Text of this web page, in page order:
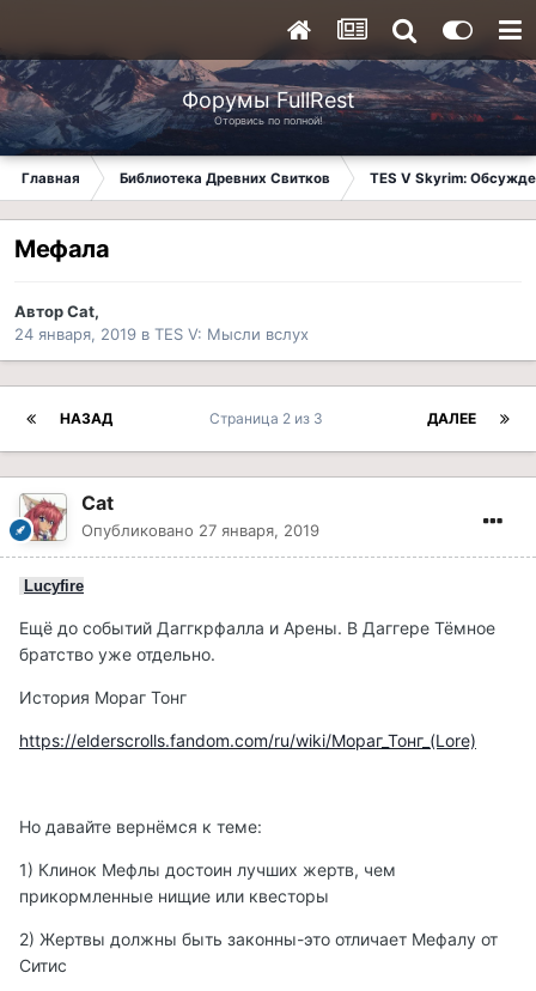
Форумы FullRest
Оторвись по полной!
Главная Библиотека Древних Свитков TES V Skyrim:
Мефала
АвторCat,
24 января, 2019 в TES V: Мысли вслух
НАЗАД ДАЛЕЕ
Страница 2 из 3
Cat
Опубликовано 27 января, 2019
Lucyfire
Ещё до событий Даггкрфалла и Арены. В Даггере Тёмное
братство уже отдельно.
История Мораг Тонг
https://elderscrolls.fandom.com/ru/wiki/Мораг_Тонг_(Lore)
Но давайте вернёмся к теме:
1) Клинок Мефлы достоин лучших жертв, чем
прикормленные нищие или квесторы
2) Жертвы должны быть законны-это отличает Мефалу от
Ситис